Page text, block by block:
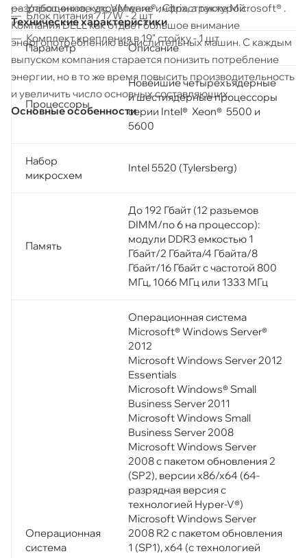
Блок питания 717W - 2 шт
Комплект крепления в 19" стойку - 1 шт
разработчиков, как: VMware® , Citrix, а также Microsoft® .
Компания DELL как отдает большое внимание
энергопотреблению вычислительных машин. С каждым
выпуском компания старается понизить потребление
энергии, но в то же время повысить производительность
и увеличить число основных составляющих.
Основные особенности
Упрощенное управление инфраструктурой
Технические характеристики
Параметр
Описание
Процессоры
Новейшие четырехъядерные
и шестиядерные процессоры
серии Intel® Xeon® 5500 и
5600
Набор
микросхем
Intel 5520 (Tylersberg)
Память
До 192 Гбайт (12 разъемов
DIMM/по 6 на процессор):
модули DDR3 емкостью 1
Гбайт/2 Гбайта/4 Гбайта/8
Гбайт/16 Гбайт с частотой 800
МГц, 1066 МГц или 1333 МГц
Операционная
система
Операционная система
Microsoft® Windows Server®
2012
Microsoft Windows Server 2012
Essentials
Microsoft Windows® Small
Business Server 2011
Microsoft Windows Small
Business Server 2008
Microsoft Windows Server
2008 с пакетом обновления 2
(SP2), версии x86/x64 (64-
разрядная версия с
технологией Hyper-V®)
Microsoft Windows Server
2008 R2 с пакетом обновления
1 (SP1), x64 (с технологией